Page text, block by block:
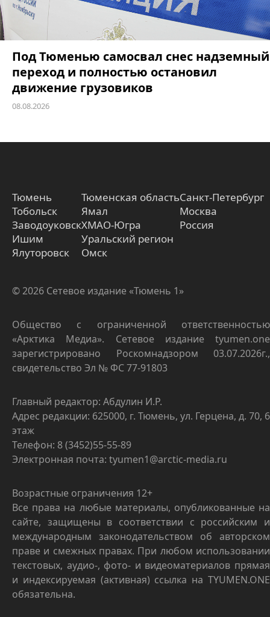
Под Тюменью самосвал снес надземный
переход и полностью остановил
движение грузовиков
08.08.2026
Тюмень
Тобольск
Заводоуковск
Ишим
Ялуторовск
Тюменская область
Ямал
ХМАО-Югра
Уральский регион
Омск
Санкт-Петербург
Москва
Россия
© 2026 Сетевое издание «Тюмень 1»
Общество с ограниченной ответственностью
«Арктика Медиа». Сетевое издание tyumen.one
зарегистрировано Роскомнадзором 03.07.2026г.,
свидетельство Эл № ФС 77-91803
Главный редактор: Абдулин И.Р.
Адрес редакции: 625000, г. Тюмень, ул. Герцена, д. 70, 6
этаж
Телефон: 8 (3452)55-55-89
Электронная почта: tyumen1@arctic-media.ru
Возрастные ограничения 12+
Все права на любые материалы, опубликованные на
сайте, защищены в соответствии с российским и
международным законодательством об авторском
праве и смежных правах. При любом использовании
текстовых, аудио-, фото- и видеоматериалов прямая
и индексируемая (активная) ссылка на TYUMEN.ONE
обязательна.